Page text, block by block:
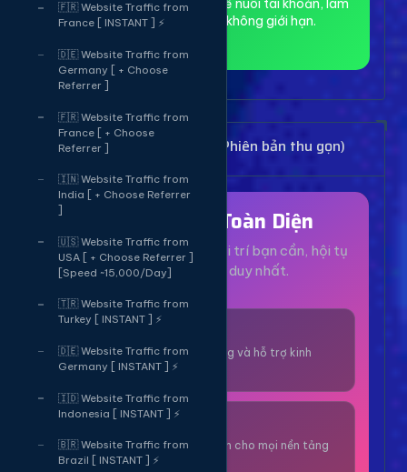
🇫🇷 Website Traffic from
France [ INSTANT ] ⚡
🇩🇪 Website Traffic from
Germany [ + Choose
Referrer ]
🇫🇷 Website Traffic from
France [ + Choose
Referrer ]
🇮🇳 Website Traffic from
India [ + Choose Referrer
🇺🇸 Website Traffic from
USA [ + Choose Referrer ]
[Speed ~15,000/Day]
🇹🇷 Website Traffic from
Turkey [ INSTANT ] ⚡
🇩🇪 Website Traffic from
Germany [ INSTANT ] ⚡
🇮🇩 Website Traffic from
Indonesia [ INSTANT ] ⚡
🇧🇷 Website Traffic from
Brazil [ INSTANT ] ⚡
toàn và ẩn danh, phù hợp để nuôi tài khoản, làm
MMO và truy cập web không giới hạn.
Bảng Dịch Vụ Mạng Xã Hội (Phiên bản thu gọn)
Hệ Sinh Thái Toàn Diện
Mọi dịch vụ, tiện ích và giải trí bạn cần, hội tụ
tại một nền tảng duy nhất.
1000+ Dịch Vụ
Công cụ tăng trưởng và hỗ trợ kinh
doanh online.
Thuê OTP SĐT
Nhận code xác minh cho mọi nền tảng
tức thì.